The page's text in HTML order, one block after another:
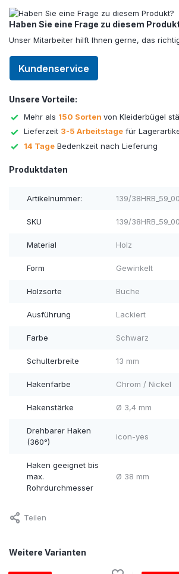
Haben Sie eine Frage zu diesem
Unser Mitarbeiter hilft Ihnen gerne, das
Kundenservice
Unsere Vorteile:
Mehr als 150 Sorten von Kleiderbügel
Lieferzeit 3-5 Arbeitstage für
14 Tage Bedenkzeit nach Lieferung
Produktdaten
Artikelnummer: 139/
SKU 139/
Material Holz
Form Gewinkelt
Holzsorte Buche
Ausführung Lackiert
Farbe Schwarz
Schulterbreite 13 mm
Hakenfarbe Chrom / Nickel
Hakenstärke Ø 3,4 mm
Drehbarer Haken
(360°)
icon-yes
Haken geeignet bis
max.
Rohrdurchmesser
Ø 38 mm
Teilen
Weitere Varianten